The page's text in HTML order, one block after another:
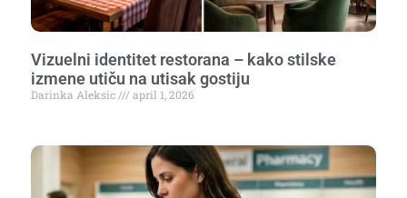
Vizuelni identitet restorana – kako stilske
izmene utiču na utisak gostiju
Darinka Aleksic april 1, 2026